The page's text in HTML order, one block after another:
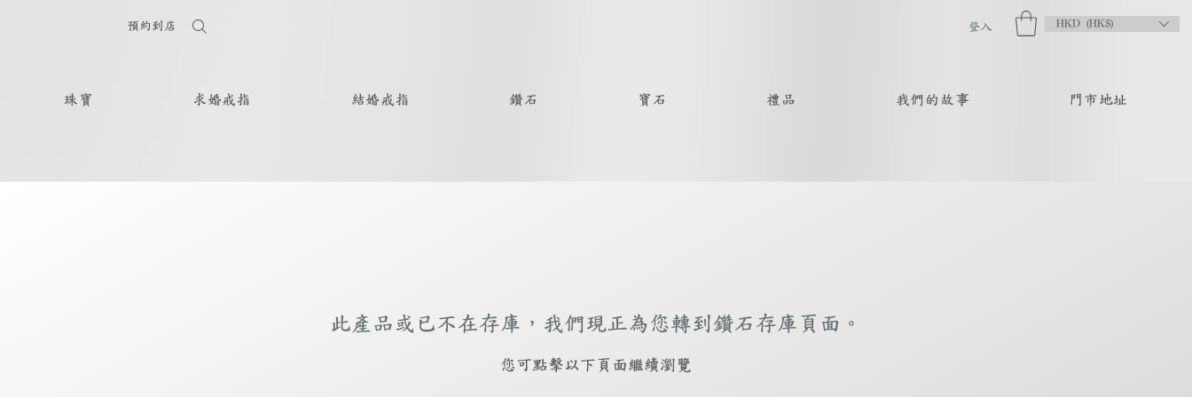
預約到店 登入 HKD (HK$)
珠寶 求婚戒指 結婚戒指 鑽石 寶石 禮品 我們的故事 門市地址
此產品或已不在存庫，我們現正為您轉到鑽石存庫頁面。
​您可點擊以下頁面繼續瀏覽